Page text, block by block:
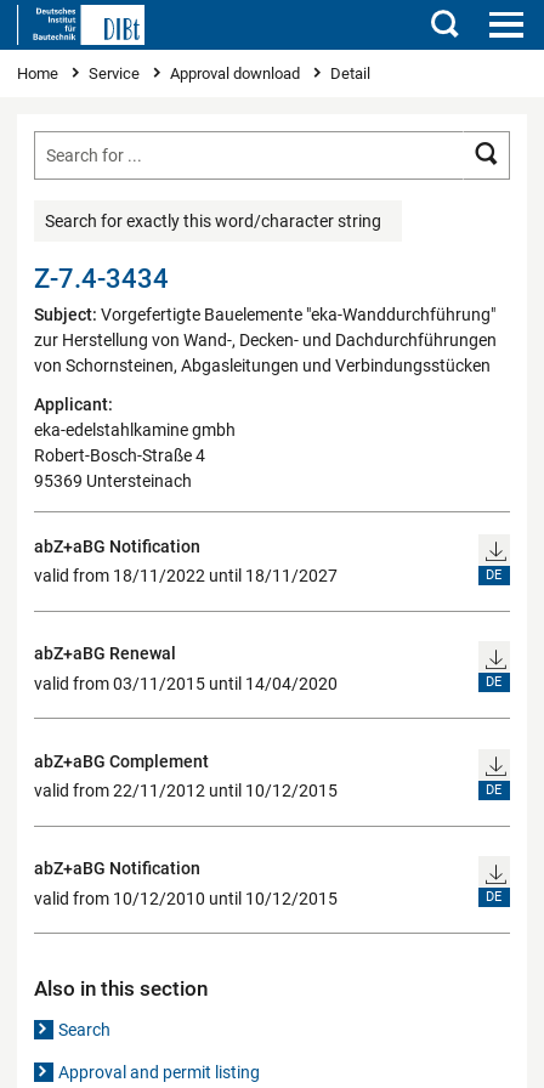
Search
You are here
Home Service Approval download Detail
Search for exactly this word/character string
Z-7.4-3434
Subject: Vorgefertigte Bauelemente "eka-Wanddurchführung"
zur Herstellung von Wand-, Decken- und Dachdurchführungen
von Schornsteinen, Abgasleitungen und Verbindungsstücken
Applicant:
eka-edelstahlkamine gmbh
Robert-Bosch-Straße 4
95369 Untersteinach
abZ+aBG Notification
valid from 18/11/2022 until 18/11/2027
DE
abZ+aBG Renewal
valid from 03/11/2015 until 14/04/2020
DE
abZ+aBG Complement
valid from 22/11/2012 until 10/12/2015
DE
abZ+aBG Notification
valid from 10/12/2010 until 10/12/2015
DE
Also in this section
Search
Approval and permit listing